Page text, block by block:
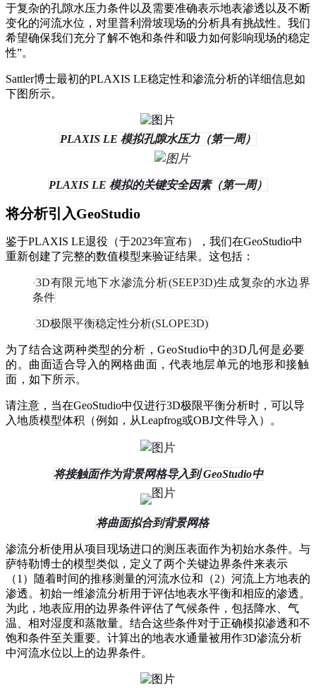
于复杂的孔隙水压力条件以及需要准确表示地表渗透以及不断
变化的河流水位，对里普利滑坡现场的分析具有挑战性。我们
希望确保我们充分了解不饱和条件和吸力如何影响现场的稳定
性”。
Sattler博士最初的PLAXIS LE稳定性和渗流分析的详细信息如
下图所示。
PLAXIS LE 模拟孔隙水压力（第一周）
PLAXIS LE 模拟的关键安全因素（第一周）
将分析引入GeoStudio
鉴于PLAXIS LE退役（于2023年宣布），我们在GeoStudio中
重新创建了完整的数值模型来验证结果。这包括：
·3D有限元地下水渗流分析(SEEP3D)生成复杂的水边界
条件
·3D极限平衡稳定性分析(SLOPE3D)
为了结合这两种类型的分析，GeoStudio中的3D几何是必要
的。曲面适合导入的网格曲面，代表地层单元的地形和接触
面，如下所示。
请注意，当在GeoStudio中仅进行3D极限平衡分析时，可以导
入地质模型体积（例如，从Leapfrog或OBJ文件导入）。
将接触面作为背景网格导入到 GeoStudio中
将曲面拟合到背景网格
渗流分析使用从项目现场进口的测压表面作为初始水条件。与
萨特勒博士的模型类似，定义了两个关键边界条件来表示
（1）随着时间的推移测量的河流水位和（2）河流上方地表的
渗透。初始一维渗流分析用于评估地表水平衡和相应的渗透。
为此，地表应用的边界条件评估了气候条件，包括降水、气
温、相对湿度和蒸散量。结合这些条件对于正确模拟渗透和不
饱和条件至关重要。计算出的地表水通量被用作3D渗流分析
中河流水位以上的边界条件。